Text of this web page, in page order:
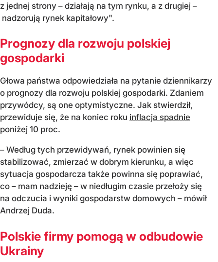
z jednej strony – działają na tym rynku, a z drugiej –
nadzorują rynek kapitałowy".
Prognozy dla rozwoju polskiej
gospodarki
Głowa państwa odpowiedziała na pytanie dziennikarzy
o prognozy dla rozwoju polskiej gospodarki. Zdaniem
przywódcy, są one optymistyczne. Jak stwierdził,
przewiduje się, że na koniec roku inflacja spadnie
poniżej 10 proc.
– Według tych przewidywań, rynek powinien się
stabilizować, zmierzać w dobrym kierunku, a więc
sytuacja gospodarcza także powinna się poprawiać,
co – mam nadzieję – w niedługim czasie przełoży się
na odczucia i wyniki gospodarstw domowych – mówił
Andrzej Duda.
Polskie firmy pomogą w odbudowie
Ukrainy